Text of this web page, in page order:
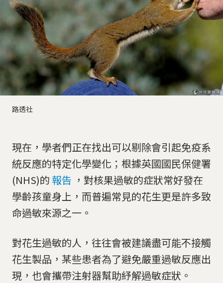
路透社
現在，學者們正在找出可以剔除會引起免疫系
統反應的特定化學變化；根據英國國民保健署
(NHS)的 報告 ，對核果過敏的症狀常好發在
學齡孩童身上，而普遍常見的花生更是許多致
命過敏來源之一。
對花生過敏的人，往往會被建議盡可能不接觸
花生製品，某些患者為了避免嚴重過敏反應出
現，也會攜帶注射器幫助紓解過敏症狀。